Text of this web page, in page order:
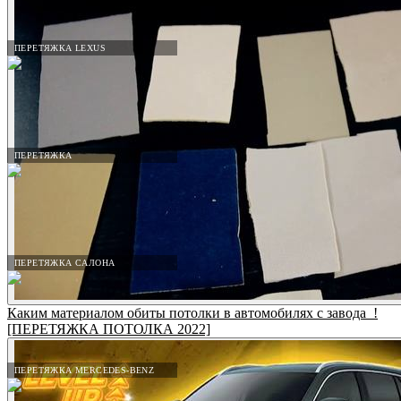
ПЕРЕТЯЖКА LEXUS
ПЕРЕТЯЖКА
ПЕРЕТЯЖКА САЛОНА
ПЕРЕТЯЖКА MERCEDES-BENZ
Каким материалом обиты потолки в автомобилях с завода_!
[ПЕРЕТЯЖКА ПОТОЛКА 2022]